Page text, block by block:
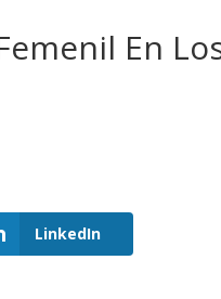
En
LinkedIn